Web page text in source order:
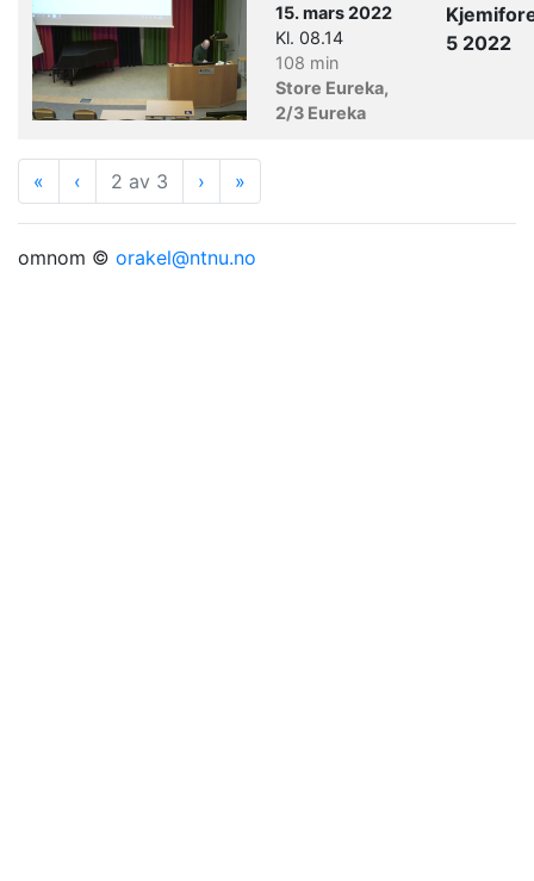
15. mars 2022
Kl. 08.14
108 min
Store Eureka,
2/3 Eureka
5 2022
« Første
‹ Forrige
2 av 3 › Neste
»
omnom © orakel@ntnu.no